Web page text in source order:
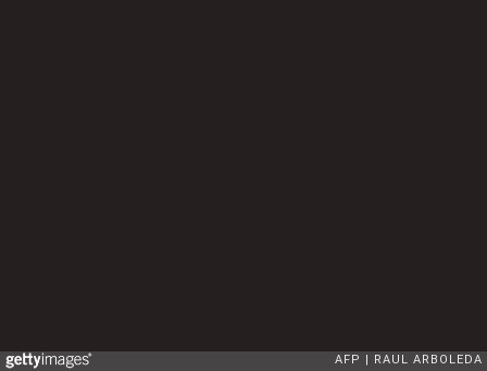
AFP RAUL ARBOLEDA